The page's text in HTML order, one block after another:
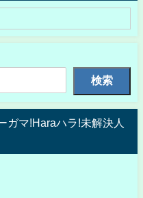
検索
ガマ!Haraハラ!未解決人